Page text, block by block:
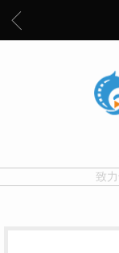
致